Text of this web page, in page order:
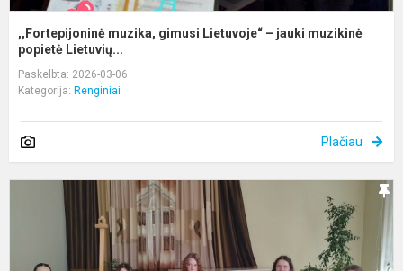
,,Fortepijoninė muzika, gimusi Lietuvoje“ – jauki muzikinė
popietė Lietuvių...
Paskelbta: 2026-03-06
Kategorija: Renginiai
Plačiau